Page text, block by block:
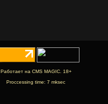
Работает на CMS MAGIC. 18+
Proccessing time: 7 mksec